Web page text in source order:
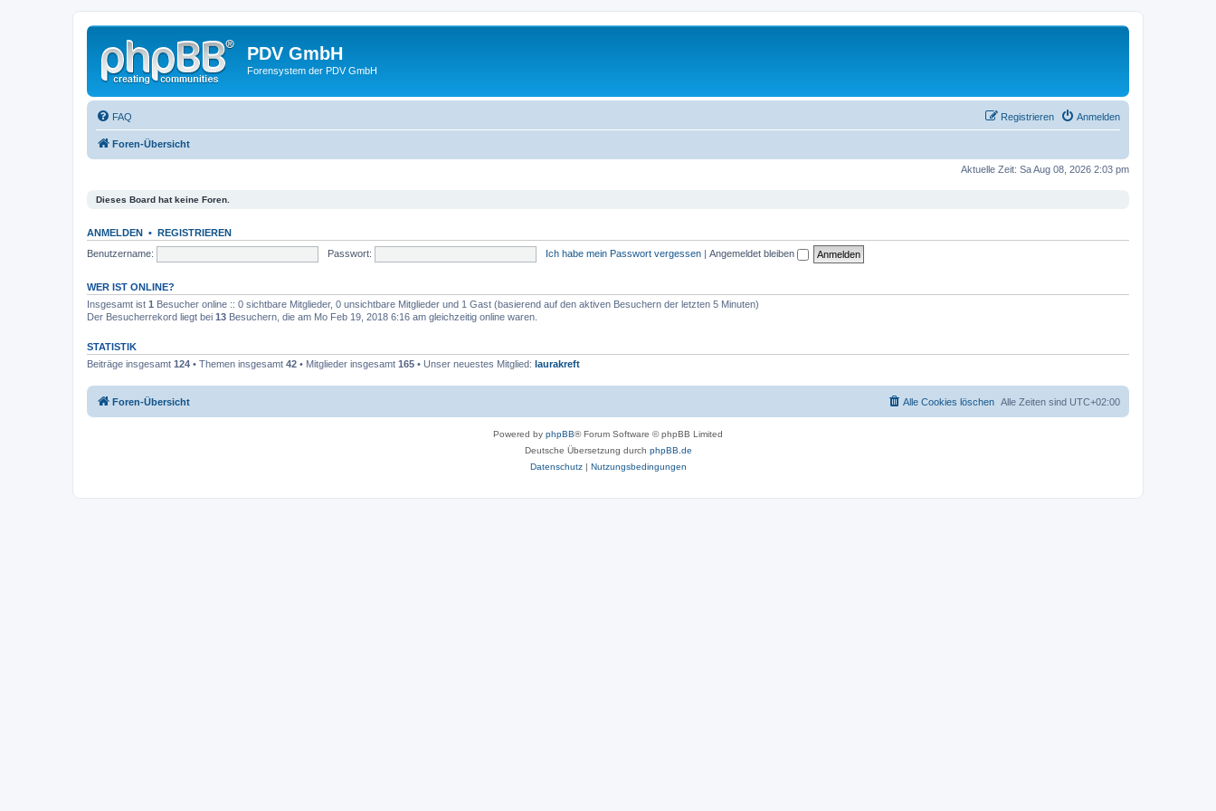
PDV GmbH
Forensystem der PDV GmbH
FAQ Anmelden
Registrieren
Foren-Übersicht
Aktuelle Zeit: Sa Aug 08, 2026 2:03 pm
Dieses Board hat keine Foren.
ANMELDEN • REGISTRIEREN
Benutzername:
Passwort: Ich habe mein Passwort vergessen | Angemeldet bleiben
WER IST ONLINE?
Insgesamt ist 1 Besucher online :: 0 sichtbare Mitglieder, 0 unsichtbare Mitglieder und 1 Gast (basierend auf den aktiven Besuchern der letzten 5 Minuten)
Der Besucherrekord liegt bei 13 Besuchern, die am Mo Feb 19, 2018 6:16 am gleichzeitig online waren.
STATISTIK
Beiträge insgesamt 124 • Themen insgesamt 42 • Mitglieder insgesamt 165 • Unser neuestes Mitglied: laurakreft
Foren-Übersicht Alle Zeiten sind UTC+02:00
Alle Cookies löschen
Powered by phpBB® Forum Software © phpBB Limited
Deutsche Übersetzung durch phpBB.de
Datenschutz| Nutzungsbedingungen